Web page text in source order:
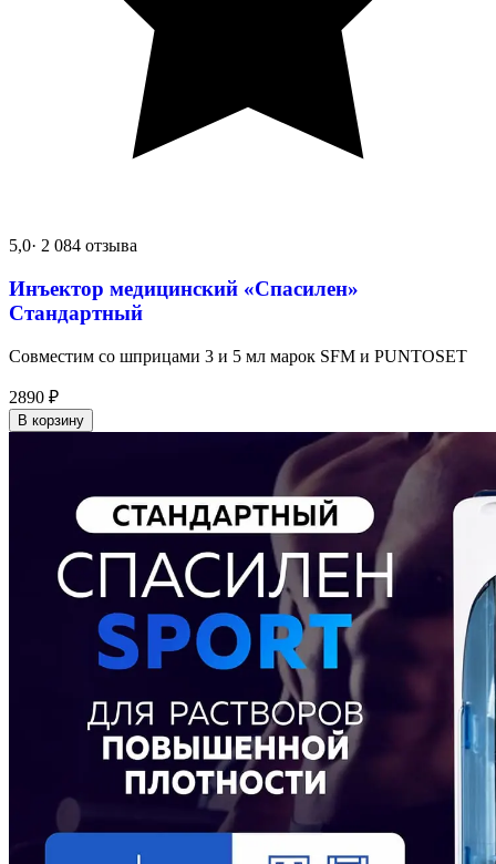
5,0· 2 084 отзыва
Инъектор медицинский «Спасилен»
Стандартный
Совместим со шприцами 3 и 5 мл марок SFM и PUNTOSET
2890 ₽
В корзину